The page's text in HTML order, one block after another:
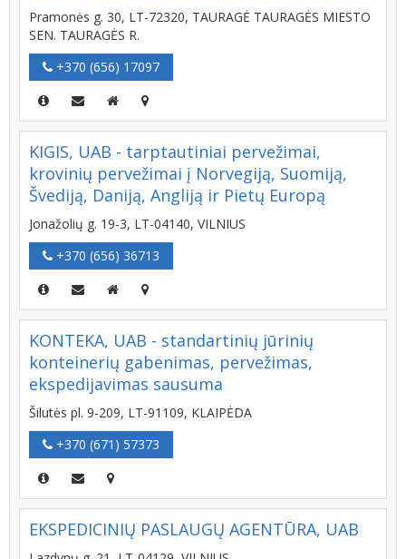
Pramonės g. 30, LT-72320, TAURAGĖ TAURAGĖS MIESTO
SEN. TAURAGĖS R.
+370 (656) 17097
KIGIS, UAB - tarptautiniai pervežimai,
krovinių pervežimai į Norvegiją, Suomiją,
Švediją, Daniją, Angliją ir Pietų Europą
Jonažolių g. 19-3, LT-04140, VILNIUS
+370 (656) 36713
KONTEKA, UAB - standartinių jūrinių
konteinerių gabenimas, pervežimas,
ekspedijavimas sausuma
Šilutės pl. 9-209, LT-91109, KLAIPĖDA
+370 (671) 57373
EKSPEDICINIŲ PASLAUGŲ AGENTŪRA, UAB